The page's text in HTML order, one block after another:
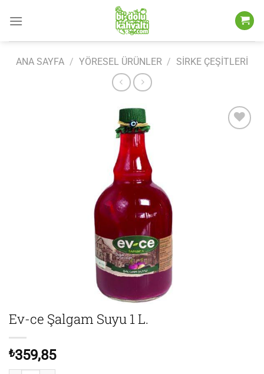
atla
ANA SAYFA / YÖRESEL ÜRÜNLER / SIRKE ÇEŞITLERI
Ev-ce Şalgam Suyu 1 L.
₺359,85